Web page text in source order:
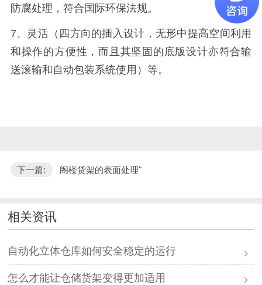
防腐处理，符合国际环保法规。
7、灵活（四方向的插入设计，无形中提高空间利用
和操作的方便性，而且其坚固的底版设计亦符合输
送滚输和自动包装系统使用）等。
下一篇: 阁楼货架的表面处理"
相关资讯
自动化立体仓库如何安全稳定的运行
怎么才能让仓储货架变得更加适用